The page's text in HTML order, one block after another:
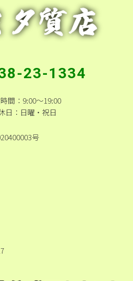
23-1334
間：9:00～19:00
日：日曜・祝日
号